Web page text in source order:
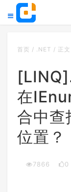
首页 / .NET / 正文
在
合中查
位置？
7866 0